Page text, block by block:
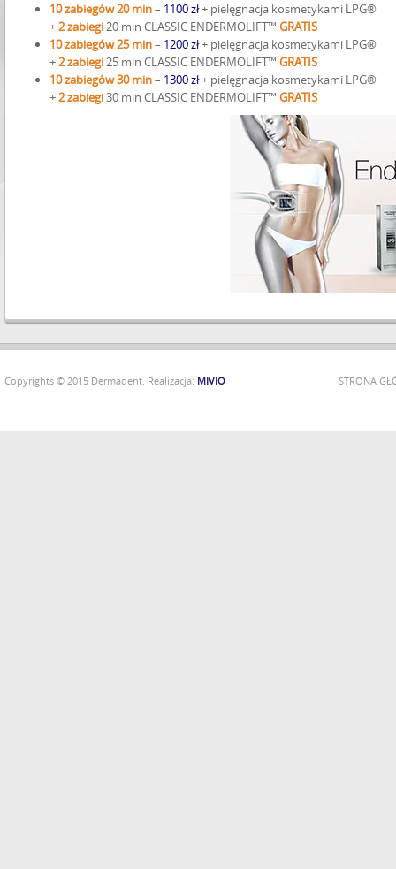
10 zabiegów 20 min– 1100 zł+ pielęgnacja kosmetykami LPG®
+2 zabiegi20 min CLASSIC ENDERMOLIFT™ GRATIS
10 zabiegów 25 min– 1200 zł+ pielęgnacja kosmetykami LPG®
+2 zabiegi25 min CLASSIC ENDERMOLIFT™ GRATIS
10 zabiegów 30 min– 1300 zł+ pielęgnacja kosmetykami LPG®
+2 zabiegi30 min CLASSIC ENDERMOLIFT™ GRATIS
STRONA
Copyrights © 2015 Dermadent. Realizacja: MIVIO